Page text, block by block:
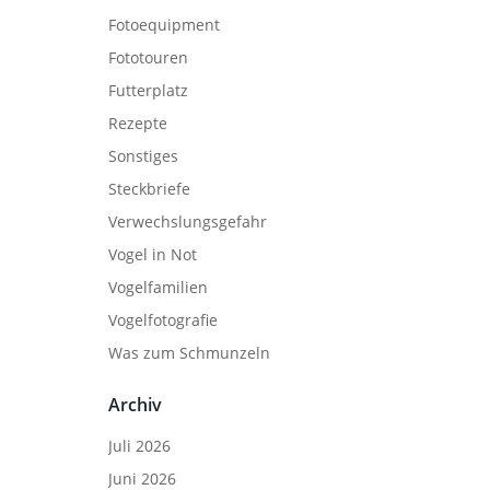
Fotoequipment
Fototouren
Futterplatz
Rezepte
Sonstiges
Steckbriefe
Verwechslungsgefahr
Vogel in Not
Vogelfamilien
Vogelfotografie
Was zum Schmunzeln
Archiv
Juli 2026
Juni 2026